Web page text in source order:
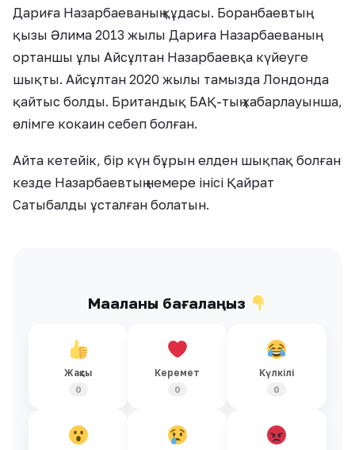
Дариға Назарбаеваның құдасы. Боранбаевтың
қызы Әлима 2013 жылы Дариға Назарбаеваның
ортаншы ұлы Айсұлтан Назарбаевқа күйеуге
шықты. Айсұлтан 2020 жылы тамызда Лондонда
қайтыс болды. Британдық БАҚ-тың хабарлауынша,
өлімге кокаин себеп болған.
Айта кетейік, бір күн бұрын елден шықпақ болған
кезде Назарбаевтың немере інісі Қайрат
Сатыбалды ұсталған болатын.
Мақаланы бағалаңыз
Жақсы
0
Керемет
0
Күлкілі
0